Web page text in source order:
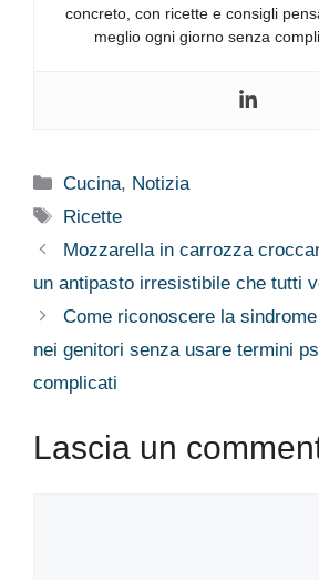
concreto, con ricette e consigli
meglio ogni giorno senza
Categorie
Cucina, Notizia
Tag
Ricette
Mozzarella in carrozza
un antipasto irresistibile che tutti
Come riconoscere la
nei genitori senza usare termini
complicati
Lascia un